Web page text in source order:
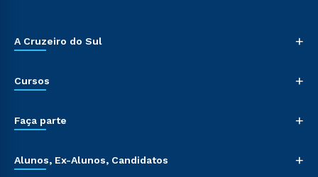
A Cruzeiro do Sul +
Cursos +
Faça parte +
Alunos, Ex-Alunos, Candidatos +